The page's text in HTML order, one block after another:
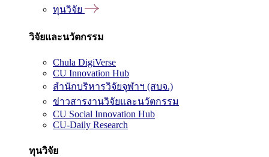
ทุนวิจัย
วิจัยและนวัตกรรม
Chula DigiVerse
CU Innovation Hub
สำนักบริหารวิจัยจุฬาฯ (สบจ.)
ข่าวสารงานวิจัยและนวัตกรรม
CU Social Innovation Hub
CU-Daily Research
ทุนวิจัย